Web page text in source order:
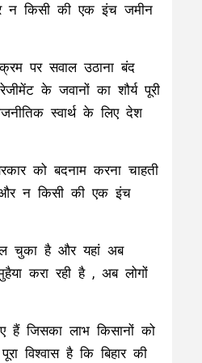
न किसी की एक इंच जमीन
पर सवाल उठाना बंद
के जवानों का शौर्य पूरी
स्वार्थ के लिए देश
को बदनाम करना चाहती
न किसी की एक इंच
चुका है और यहां अब
करा रही है , अब लोगों
हैं जिसका लाभ किसानों को
विश्वास है कि बिहार की